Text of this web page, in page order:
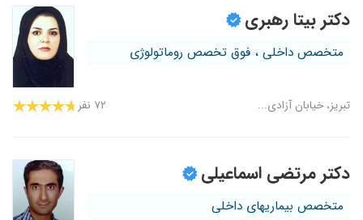
دکتر بیتا رهبری
متخصص داخلی ، فوق تخصص روماتولوژی
تبریز، خیابان آزادی... ۷۲ نفر
دکتر مرتضی اسماعیلی
متخصص بیماریهای داخلی